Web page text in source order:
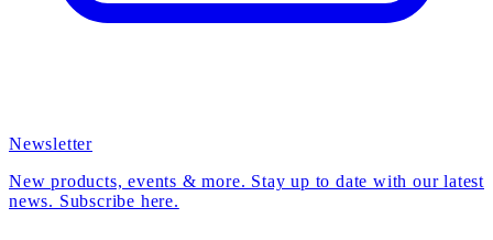
Newsletter
New products, events & more. Stay up to date with our latest
news. Subscribe here.